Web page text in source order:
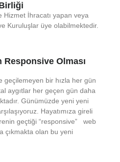
Hizmet İhracatı yapan veya
Kuruluşlar üye olabilmektedir.
Olması
geçilemeyen bir hızla her gün
aygıtlar her geçen gün daha
Günümüzde yeni yeni
Hayatımıza gireli
geçtiği “responsive” web
çıkmakta olan bu yeni